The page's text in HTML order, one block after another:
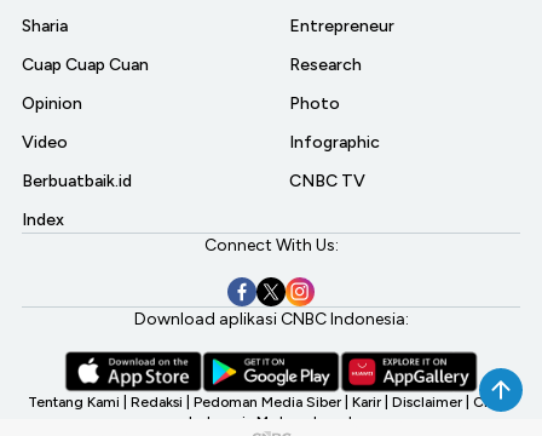
Sharia
Cuap Cuap Cuan
Opinion
Video
Berbuatbaik.id
Index
Entrepreneur
Research
Photo
Infographic
CNBC TV
Connect With Us:
Download aplikasi CNBC Indonesia:
Tentang Kami Redaksi Pedoman Media Siber Karir Disclaimer CNBC
Indonesia My Investment